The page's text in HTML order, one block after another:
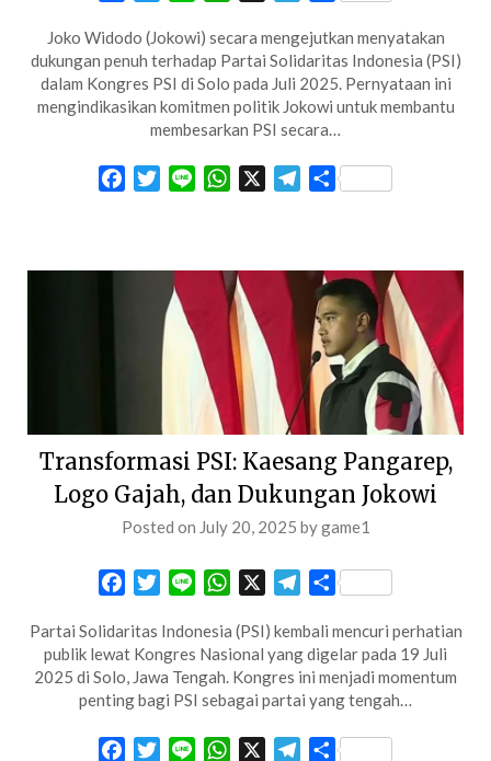
Joko Widodo (Jokowi) secara mengejutkan menyatakan
dukungan penuh terhadap Partai Solidaritas Indonesia (PSI)
dalam Kongres PSI di Solo pada Juli 2025. Pernyataan ini
mengindikasikan komitmen politik Jokowi untuk membantu
membesarkan PSI secara…
FacebookTwitterLine WhatsApp Telegram
Share
Transformasi PSI: Kaesang Pangarep,
Logo Gajah, dan Dukungan Jokowi
Posted on July 20, 2025 bygame1
FacebookTwitterLine WhatsApp Telegram
Share
Partai Solidaritas Indonesia (PSI) kembali mencuri perhatian
publik lewat Kongres Nasional yang digelar pada 19 Juli
2025 di Solo, Jawa Tengah. Kongres ini menjadi momentum
penting bagi PSI sebagai partai yang tengah…
FacebookTwitterLine WhatsApp Telegram
Share